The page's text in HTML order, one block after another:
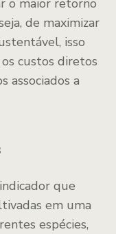
o maior retorno
de maximizar
isso
custos diretos
associados a
que
em uma
espécies,